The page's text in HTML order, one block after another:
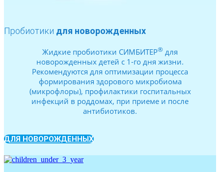
Пробиотики для новорожденных
Жидкие пробиотики СИМБИТЕР® для
новорожденных детей с 1-го дня жизни.
Рекомендуются для оптимизации процесса
формирования здорового микробиома
(микрофлоры), профилактики госпитальных
инфекций в роддомах, при приеме и после
антибиотиков.
ДЛЯ НОВОРОЖДЕННЫХ